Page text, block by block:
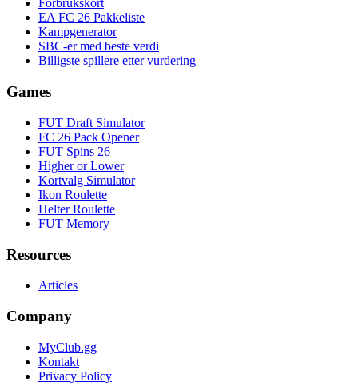
Forbrukskort
EA FC 26 Pakkeliste
Kampgenerator
SBC-er med beste verdi
Billigste spillere etter vurdering
Games
FUT Draft Simulator
FC 26 Pack Opener
FUT Spins 26
Higher or Lower
Kortvalg Simulator
Ikon Roulette
Helter Roulette
FUT Memory
Resources
Articles
Company
MyClub.gg
Kontakt
Privacy Policy